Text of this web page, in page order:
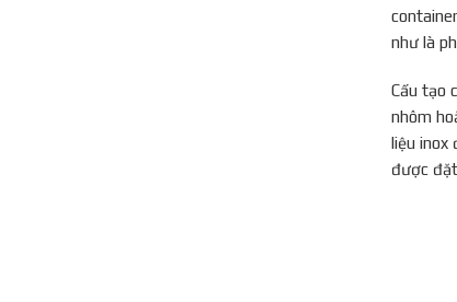
như là
Cấu tạo
nhôm
liệu inox
được